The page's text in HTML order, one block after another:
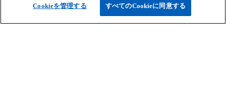
グローバル・コンプライアンス・マネジメント・サ
ービス（GCMS）
Cookieを管理する すべてのCookieに同意する